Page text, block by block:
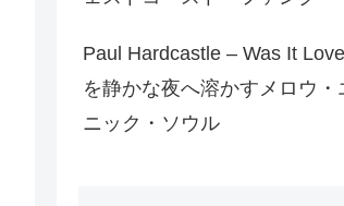
Paul Hardcastle – Was It
を静かな夜へ溶かすメロウ・
ニック・ソウル